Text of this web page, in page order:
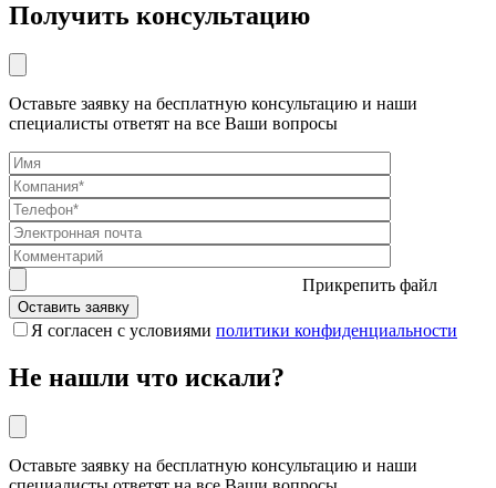
Получить консультацию
Оставьте заявку на бесплатную консультацию и наши
специалисты ответят на все Ваши вопросы
Прикрепить файл
Я согласен с условиями политики конфиденциальности
Не нашли что искали?
Оставьте заявку на бесплатную консультацию и наши